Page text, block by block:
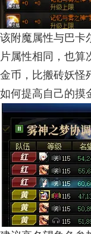
该附魔属性与巴卡
片属性相同，也算
金币，比搬砖妖怪
如何提高自己的摸